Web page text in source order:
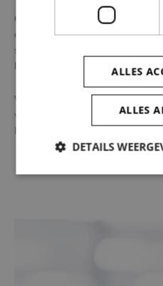
Op 30 juni wordt de enquête
clusters van bedrijven
seintje of jouw bedrijf
het najaar voorzien we de
We willen je alvast bedanken
verdere vragen rond deze
De Jaeger (SOLVA –
ALLES
ALLES
DETAILS